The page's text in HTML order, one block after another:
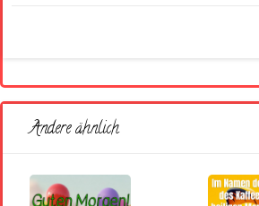
Andere ähnlich